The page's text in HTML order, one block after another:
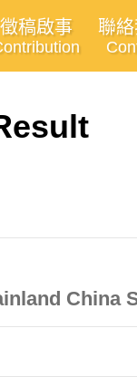
徵稿啟事 聯絡
China